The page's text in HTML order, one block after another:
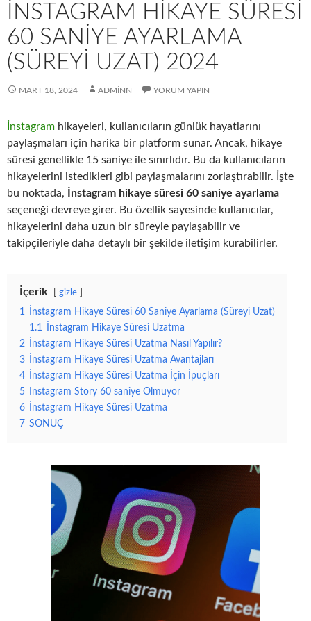
İNSTAGRAM HIKAYE SÜRESI
60 SANIYE AYARLAMA
(SÜREYI UZAT) 2024
MART 18, 2024 ADMINN YORUM YAPIN
İnstagram hikayeleri, kullanıcıların günlük hayatlarını
paylaşmaları için harika bir platform sunar. Ancak, hikaye
süresi genellikle 15 saniye ile sınırlıdır. Bu da kullanıcıların
hikayelerini istedikleri gibi paylaşmalarını zorlaştırabilir. İşte
bu noktada,
İnstagram hikaye süresi 60 saniye ayarlama
seçeneği devreye girer. Bu özellik sayesinde kullanıcılar,
hikayelerini daha uzun bir süreyle paylaşabilir ve
takipçileriyle daha detaylı bir şekilde iletişim kurabilirler.
İçerik gizle
1
İnstagram Hikaye Süresi 60 Saniye Ayarlama (Süreyi Uzat)
1.1
İnstagram Hikaye Süresi Uzatma
2
İnstagram Hikaye Süresi Uzatma Nasıl Yapılır?
3
İnstagram Hikaye Süresi Uzatma Avantajları
4
İnstagram Hikaye Süresi Uzatma İçin İpuçları
5
Instagram Story 60 saniye Olmuyor
6
İnstagram Hikaye Süresi Uzatma
7 SONUÇ